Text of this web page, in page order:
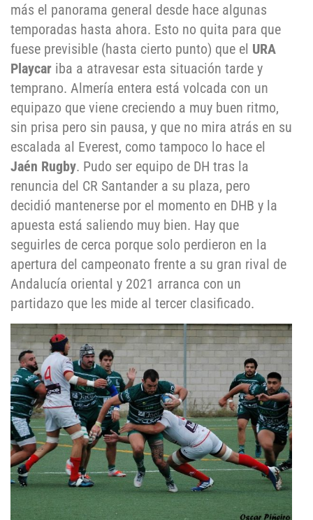
más el panorama general desde hace algunas
temporadas hasta ahora. Esto no quita para que
fuese previsible (hasta cierto punto) que el URA
Playcar iba a atravesar esta situación tarde y
temprano. Almería entera está volcada con un
equipazo que viene creciendo a muy buen ritmo,
sin prisa pero sin pausa, y que no mira atrás en su
escalada al Everest, como tampoco lo hace el
Jaén Rugby. Pudo ser equipo de DH tras la
renuncia del CR Santander a su plaza, pero
decidió mantenerse por el momento en DHB y la
apuesta está saliendo muy bien. Hay que
seguirles de cerca porque solo perdieron en la
apertura del campeonato frente a su gran rival de
Andalucía oriental y 2021 arranca con un
partidazo que les mide al tercer clasificado.